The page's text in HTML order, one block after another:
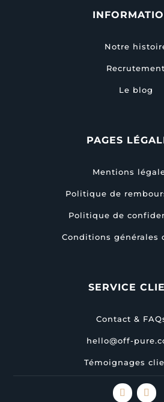
Notre
Recrutement
Le blog
PAGES
Mentions
Politique de
Politique de
Conditions générales
SERVICE
Contact &
hello@off-
Témoignages